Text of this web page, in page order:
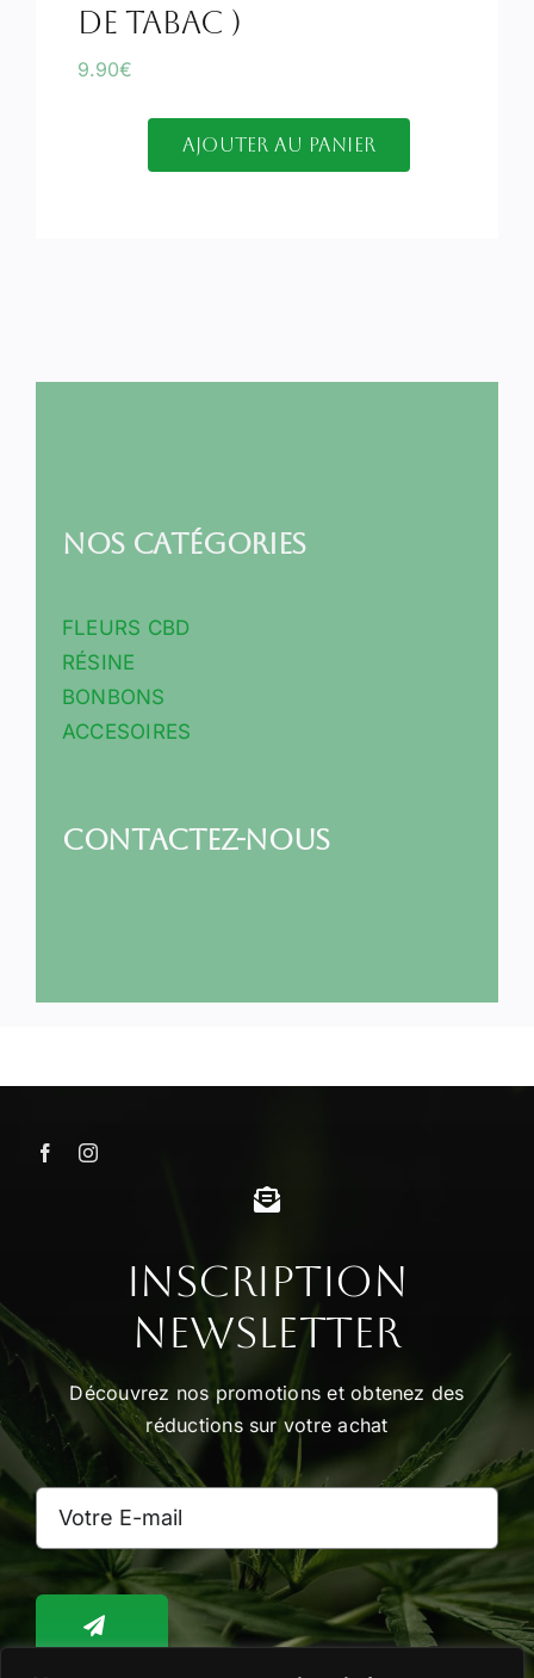
DE TABAC )
9.90€
Ajouter au panier
Nos Catégories
FLEURS CBD
RÉSINE
BONBONS
ACCESOIRES
Contactez-nous
Inscription
Newsletter
Découvrez nos promotions et obtenez des
réductions sur votre achat